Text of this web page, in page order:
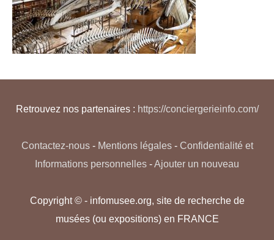
Retrouvez nos partenaires : https://conciergerieinfo.com/
Contactez-nous- Mentions légales- Confidentialité et
Informations personnelles -Ajouter un nouveau
Copyright © - infomusee.org, site de recherche de
musées (ou expositions) en FRANCE